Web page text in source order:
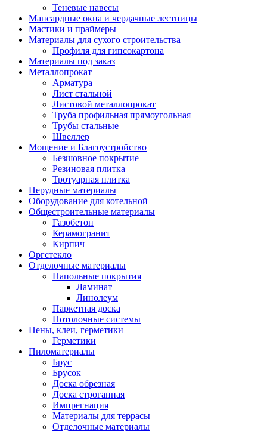
Теневые навесы
Мансардные окна и чердачные лестницы
Мастики и праймеры
Материалы для сухого строительства
Профиля для гипсокартона
Материалы под заказ
Металлопрокат
Арматура
Лист стальной
Листовой металлопрокат
Труба профильная прямоугольная
Трубы стальные
Швеллер
Мощение и Благоустройство
Безшовное покрытие
Резиновая плитка
Тротуарная плитка
Нерудные материалы
Оборудование для котельной
Общестроительные материалы
Газобетон
Керамогранит
Кирпич
Оргстекло
Отделочные материалы
Напольные покрытия
Ламинат
Линолеум
Паркетная доска
Потолочные системы
Пены, клеи, герметики
Герметики
Пиломатериалы
Брус
Брусок
Доска обрезная
Доска строганная
Импрегнация
Материалы для террасы
Отделочные материалы